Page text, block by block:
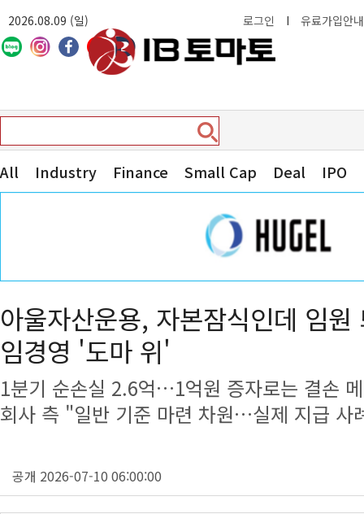
2026.08.09 (일) 로그인 I 유료가입안내
All Industry Finance Small Cap Deal IPO
아울자산운용, 자본잠식인데 임
임경영 '도마 위'
1분기 순손실 2.6억…1억원 증자로는 결손
회사 측 "일반 기준 마련 차원…실제 지급 사
공개 2026-07-10 06:00:00